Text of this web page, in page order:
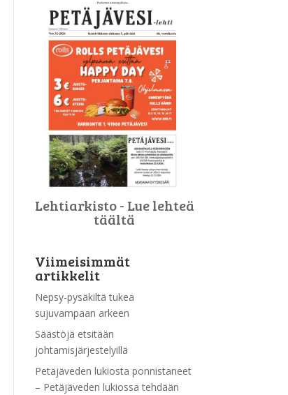
Lehtiarkisto - Lue lehteä
täältä
Viimeisimmät
artikkelit
Nepsy-pysäkiltä tukea
sujuvampaan arkeen
Säästöjä etsitään
johtamisjärjestelyillä
Petäjäveden lukiosta ponnistaneet
– Petäjäveden lukiossa tehdään